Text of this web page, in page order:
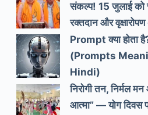
संकल्प! 15 जुलाई को
रक्तदान और
Prompt क्या होता
(Prompts
Hindi)
निरोगी तन, निर्मल
आत्मा” — योग दिवस